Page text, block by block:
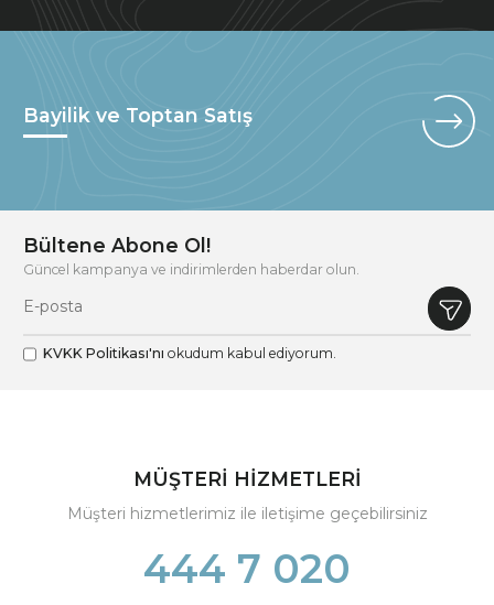
Bayilik ve Toptan Satış
Bültene Abone Ol!
Güncel kampanya ve indirimlerden haberdar olun.
KVKK Politikası'nı okudum kabul ediyorum.
MÜŞTERİ HİZMETLERİ
Müşteri hizmetlerimiz ile iletişime geçebilirsiniz
444 7 020